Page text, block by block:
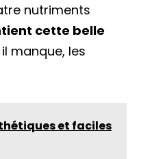
nutriments
cette belle
manque, les
et faciles